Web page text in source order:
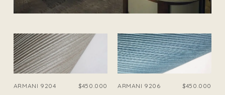
ARMANI 9204 $450.000 ARMANI 9206 $450.000